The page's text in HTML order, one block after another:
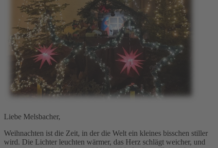
Liebe Melsbacher,
Weihnachten ist die Zeit, in der die Welt ein kleines bisschen stiller
wird. Die Lichter leuchten wärmer, das Herz schlägt weicher, und